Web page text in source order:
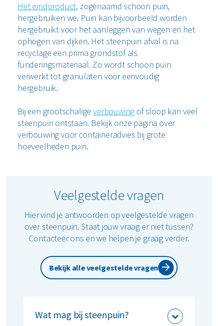
Het eindproduct, zogenaamd schoon puin,
hergebruiken we. Puin kan bijvoorbeeld worden
hergebruikt voor het aanleggen van wegen en het
ophogen van dijken. Het steenpuin afval is na
recyclage een prima grondstof als
funderingsmateriaal. Zo wordt schoon puin
verwerkt tot granulaten voor eenvoudig
hergebruik.
Bij een grootschaligeverbouwing of sloop kan veel
steenpuin ontstaan. Bekijk onze pagina over
verbouwing voor containeradvies bij grote
hoeveelheden puin.
Veelgestelde vragen
Hier vind je antwoorden op veelgestelde vragen
over steenpuin. Staat jouw vraag er niet tussen?
Contacteer ons en we helpen je graag verder.
Bekijk alle veelgestelde vragen
Wat mag bij steenpuin?